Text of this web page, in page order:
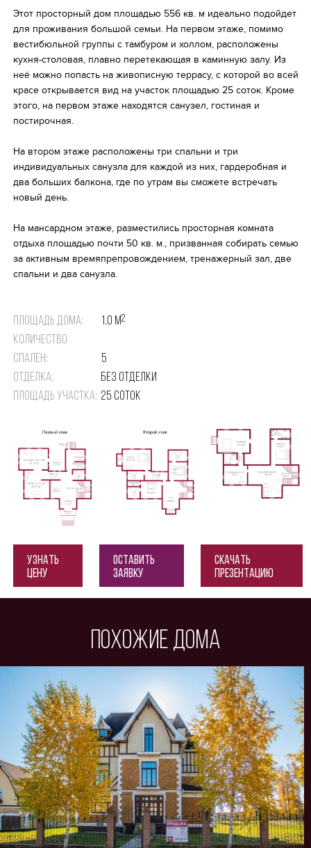
Избранное
Этот просторный дом площадью 556 кв. м идеально подойдет
для проживания большой семьи. На первом этаже, помимо
вестибюльной группы с тамбуром и холлом, расположены
кухня-столовая, плавно перетекающая в каминную залу. Из
неё можно попасть на живописную террасу, с которой во всей
красе открывается вид на участок площадью 25 соток. Кроме
этого, на первом этаже находятся санузел, гостиная и
постирочная.
На втором этаже расположены три спальни и три
индивидуальных санузла для каждой из них, гардеробная и
два больших балкона, где по утрам вы сможете встречать
новый день.
На мансардном этаже, разместились просторная комната
отдыха площадью почти 50 кв. м., призванная собирать семью
за активным времяпрепровождением, тренажерный зал, две
спальни и два санузла.
Площадь дома: 1.0 м2
Количество
спален:
5
Отделка:
Без отделки
Площадь участка: 25 соток
Узнать
цену
Оставить
заявку
Скачать
презентацию
Похожие дома